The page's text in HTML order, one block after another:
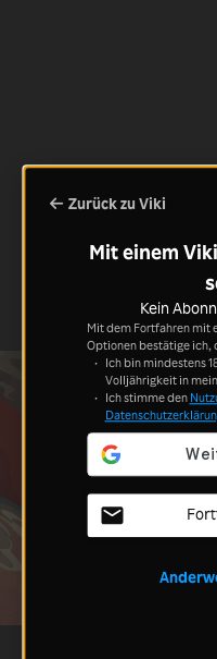
Zurück zu Viki
Mit einem
Kein
Mit dem Fortfahren mit
Optionen bestätige ich,
Ich bin mindestens
Volljährigkeit in
Ich stimme den